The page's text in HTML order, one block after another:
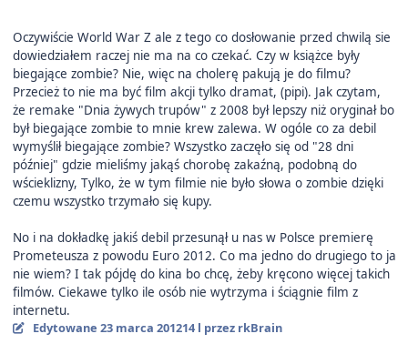
Oczywiście World War Z ale z tego co dosłowanie przed chwilą sie
dowiedziałem raczej nie ma na co czekać. Czy w książce były
biegające zombie? Nie, więc na cholerę pakują je do filmu?
Przecież to nie ma być film akcji tylko dramat, (pipi). Jak czytam,
że remake "Dnia żywych trupów" z 2008 był lepszy niż oryginał bo
był biegające zombie to mnie krew zalewa. W ogóle co za debil
wymyślił biegające zombie? Wszystko zaczęło się od "28 dni
później" gdzie mieliśmy jakąś chorobę zakaźną, podobną do
wścieklizny, Tylko, że w tym filmie nie było słowa o zombie dzięki
czemu wszystko trzymało się kupy.
No i na dokładkę jakiś debil przesunął u nas w Polsce premierę
Prometeusza z powodu Euro 2012. Co ma jedno do drugiego to ja
nie wiem? I tak pójdę do kina bo chcę, żeby kręcono więcej takich
filmów. Ciekawe tylko ile osób nie wytrzyma i ściągnie film z
internetu.
Edytowane 23 marca 201214 l przez rkBrain